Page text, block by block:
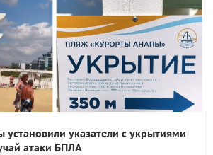
указатели с укрытиями
атаки БПЛА